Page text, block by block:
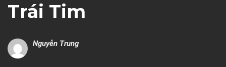
Trái Tim
Nguyễn Trung